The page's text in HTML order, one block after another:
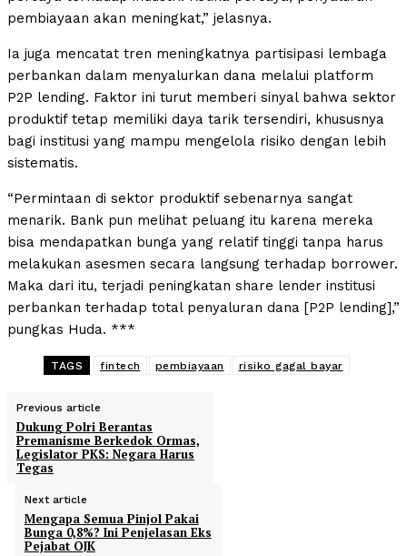
pembiayaan akan meningkat,” jelasnya.
Ia juga mencatat tren meningkatnya partisipasi lembaga
perbankan dalam menyalurkan dana melalui platform
P2P lending. Faktor ini turut memberi sinyal bahwa sektor
produktif tetap memiliki daya tarik tersendiri, khususnya
bagi institusi yang mampu mengelola risiko dengan lebih
sistematis.
“Permintaan di sektor produktif sebenarnya sangat
menarik. Bank pun melihat peluang itu karena mereka
bisa mendapatkan bunga yang relatif tinggi tanpa harus
melakukan asesmen secara langsung terhadap borrower.
Maka dari itu, terjadi peningkatan share lender institusi
perbankan terhadap total penyaluran dana [P2P lending],”
pungkas Huda. ***
TAGS fintech pembiayaan risiko gagal bayar
Previous article
Dukung Polri Berantas
Premanisme Berkedok Ormas,
Legislator PKS: Negara Harus
Tegas
Next article
Mengapa Semua Pinjol Pakai
Bunga 0,8%? Ini Penjelasan Eks
Pejabat OJK